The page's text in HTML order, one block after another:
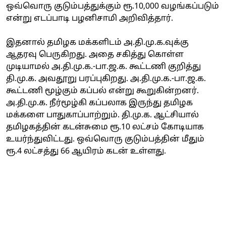
ஒவ்வொரு குடும்பத்துக்கும் ரூ.10,000 வழங்கப்படும்
என்று எடப்பாடி பழனிசாமி அறிவித்தார்.
இதனால் தமிழக மக்களிடம் அ.தி.மு.க.வுக்கு
ஆதரவு பெருகிறது. அதை சகித்து கொள்ள
முடியாமல் அ.தி.மு.க.-பா.ஜ.க. கூட்டணி குறித்து
தி.மு.க. அவதூறு பரப்புகிறது. அ.தி.மு.க.-பா.ஜ.க.
கூட்டணி மூழ்கும் கப்பல் என்று கூறுகின்றனர்.
அ.தி.மு.க. நீர்மூழ்கி கப்பலாக இருந்து தமிழக
மக்களை பாதுகாப்பாற்றும். தி.மு.க. ஆட்சியால்
தமிழகத்தின் கடன்சுமை ரூ.10 லட்சம் கோடியாக
உயர்ந்துவிட்டது. ஒவ்வொரு குடும்பத்தின் மீதும்
ரூ.4 லட்சத்து 66 ஆயிரம் கடன் உள்ளது.